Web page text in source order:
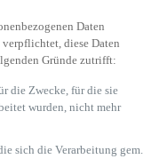
Daten
diese Daten
Gründe zutrifft:
die Zwecke, für die sie
wurden, nicht mehr
sich die Verarbeitung gem.